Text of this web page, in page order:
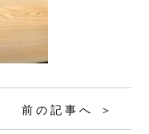
前の記事へ ＞